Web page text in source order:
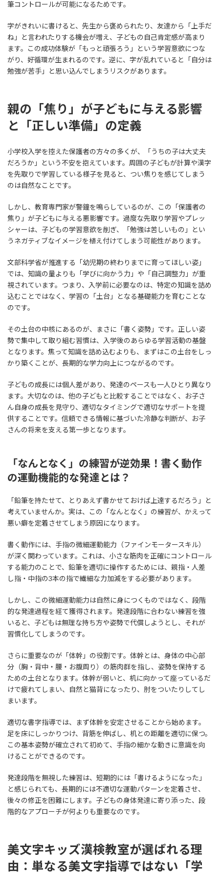
筆コントロールが可能になるためです。
字がきれいに書けると、先生から褒められたり、友達から「上手だ
ね」と言われたりする機会が増え、子どもの自己肯定感が高まり
ます。この成功体験が「もっと頑張ろう」という学習意欲につな
がり、好循環が生まれるのです。逆に、字が乱れていると「自分は
勉強が苦手」と思い込んでしまうリスクがあります。
親の「焦り」が子どもに与える影響
と「正しい準備」の定義
小学校入学を控えた保護者の方々の多くが、「うちの子は大丈夫
だろうか」という不安を抱えています。周囲の子どもが計算や漢字
を先取りで学習している様子を見ると、つい焦りを感じてしまう
のは自然なことです。
しかし、教育専門家が警鐘を鳴らしているのが、この「保護者の
焦り」が子どもに与える悪影響です。過度な先取り学習やプレッ
シャーは、子どもの学習意欲を削ぎ、「勉強は苦しいもの」とい
うネガティブなイメージを植え付けてしまう可能性があります。
文部科学省が推進する「幼児期の終わりまでに育ってほしい姿」
では、知識の量よりも「学びに向かう力」や「自己調整力」が重
視されています。つまり、入学前に必要なのは、特定の知識を詰め
込むことではなく、学習の「土台」となる基礎能力を育むことな
のです。
その土台の中核にあるのが、まさに「書く姿勢」です。正しい姿
勢で集中して取り組む習慣は、入学後のあらゆる学習活動の基盤
となります。焦って知識を詰め込むよりも、まずはこの土台をしっ
かり築くことが、長期的な学力向上につながるのです。
子どもの成長には個人差があり、発達のペースも一人ひとり異なり
ます。大切なのは、他の子どもと比較することではなく、お子さ
ん自身の成長を見守り、適切なタイミングで適切なサポートを提
供することです。信頼できる情報に基づいた冷静な判断が、お子
さんの将来を支える第一歩となります。
「なんとなく」の練習が逆効果！書く動作
の運動機能的な発達とは？
「鉛筆を持たせて、とりあえず書かせておけば上達するだろう」と
考えていませんか。実は、この「なんとなく」の練習が、かえって
悪い癖を定着させてしまう原因になります。
書く動作には、手指の微細運動能力（ファインモータースキル）
が深く関わっています。これは、小さな筋肉を正確にコントロール
する能力のことで、鉛筆を適切に操作するためには、親指・人差
し指・中指の3本の指で繊細な力加減をする必要があります。
しかし、この微細運動能力は自然に身につくものではなく、段階
的な発達過程を経て獲得されます。発達段階に合わない練習を強
いると、子どもは無理な持ち方や姿勢で代償しようとし、それが
習慣化してしまうのです。
さらに重要なのが「体幹」の役割です。体幹とは、身体の中心部
分（胸・背中・腰・お腹周り）の筋肉群を指し、姿勢を保持する
ための土台となります。体幹が弱いと、机に向かって座っているだ
けで疲れてしまい、自然と猫背になったり、肘をついたりしてし
まいます。
適切な書字指導では、まず体幹を安定させることから始めます。
足を床にしっかりつけ、背筋を伸ばし、机との距離を適切に保つ。
この基本姿勢が確立されて初めて、手指の細かな動きに意識を向
けることができるのです。
発達段階を無視した練習は、短期的には「書けるようになった」
と感じられても、長期的には不適切な運動パターンを定着させ、
後々の修正を困難にします。子どもの身体発達に寄り添った、段
階的なアプローチが何よりも重要なのです。
美文字キッズ漢検教室が選ばれる理
由：単なる美文字指導ではない「学